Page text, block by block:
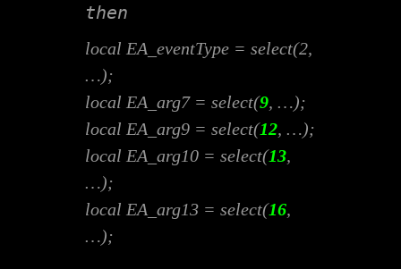
then
local EA_eventType = select(2,
…);
local EA_arg7 = select(9, …);
local EA_arg9 = select(12, …);
local EA_arg10 = select(13,
…);
local EA_arg13 = select(16,
…);